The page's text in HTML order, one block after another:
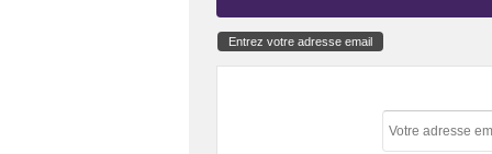
Entrez votre adresse email